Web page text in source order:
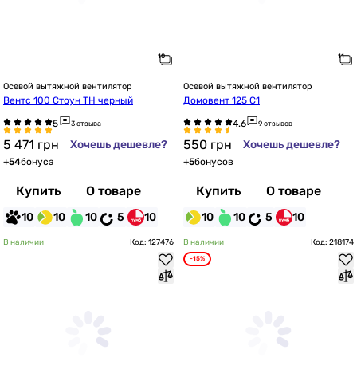
Осевой вытяжной вентилятор
Вентс 100 Стоун ТН черный
3 отзыва
5 471 грн Хочешь дешевле?
+54бонуса
Купить О товаре
10 10 10 5 10
Осевой вытяжной вентилятор
Домовент 125 С1
9 отзывов
550 грн Хочешь дешевле?
+5бонусов
Купить О товаре
10 10 5 10
В наличии Код: 127476 В наличии Код: 218174
-15%